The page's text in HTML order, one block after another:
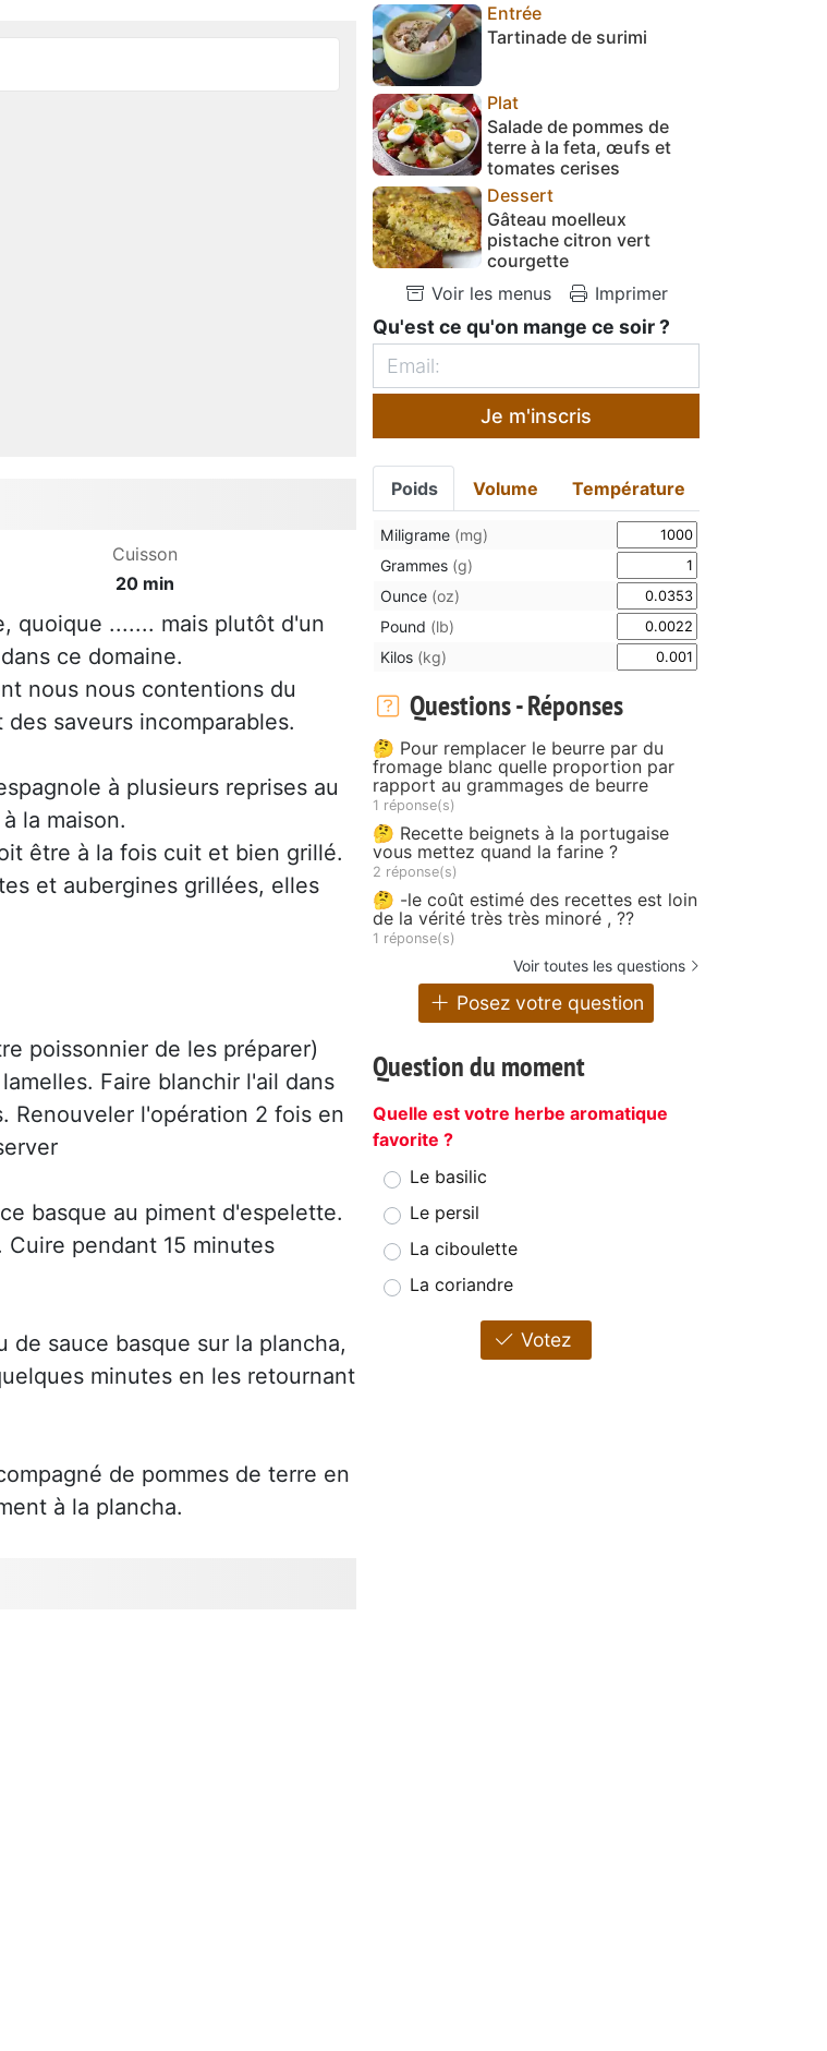
Cuisson
20 min
quoique ....... mais plutôt d'un
ce domaine.
nous nous contentions du
saveurs incomparables.
à plusieurs reprises au
la maison.
être à la fois cuit et bien grillé.
et aubergines grillées, elles
poissonnier de les préparer)
Faire blanchir l'ail dans
Renouveler l'opération 2 fois en
basque au piment d'espelette.
Cuire pendant 15 minutes
sauce basque sur la plancha,
minutes en les retournant
de pommes de terre en
à la plancha.
Entrée
Tartinade de surimi
Plat
Salade de pommes de
terre à la feta, œufs et
tomates cerises
Dessert
Gâteau moelleux
pistache citron vert
courgette
Voir les menus
Imprimer
Qu'est ce qu'on mange ce soir ?
Je m'inscris
Poids Volume Température
Miligrame (mg)
Grammes (g)
Ounce (oz)
Pound (lb)
Kilos (kg)
Questions - Réponses
🤔 Pour remplacer le beurre par du
fromage blanc quelle proportion par
rapport au grammages de beurre
1 réponse(s)
🤔 Recette beignets à la portugaise
vous mettez quand la farine ?
2 réponse(s)
🤔 -le coût estimé des recettes est loin
de la vérité très très minoré , ??
1 réponse(s)
Voir toutes les questions
Posez votre question
Question du moment
Quelle est votre herbe aromatique
favorite ?
Le basilic
Le persil
La ciboulette
La coriandre
Votez